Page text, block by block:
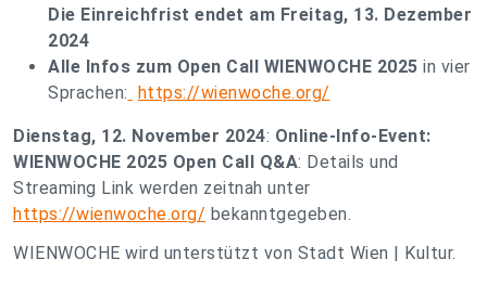
Die Einreichfrist endet am Freitag, 13. Dezember
2024
Alle Infos zum Open Call WIENWOCHE 2025 in vier
Sprachen: https://wienwoche.org/
Dienstag, 12. November 2024: Online-Info-Event:
WIENWOCHE 2025 Open Call Q&A: Details und
Streaming Link werden zeitnah unter
https://wienwoche.org/ bekanntgegeben.
WIENWOCHE wird unterstützt von Stadt Wien | Kultur.